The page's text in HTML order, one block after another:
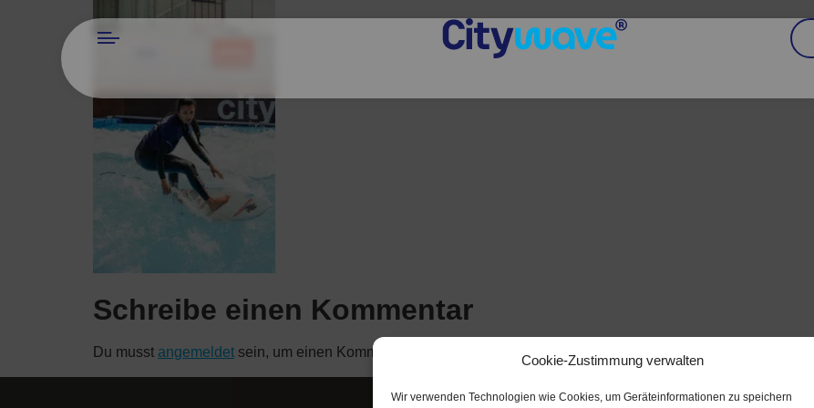
Cookie-Zustimmung verwalten
Wir verwenden Technologien wie Cookies, um Geräteinformationen zu speichern
Schreibe einen Kommentar
Du musst angemeldet sein, um einen Kommentar abzugeben.